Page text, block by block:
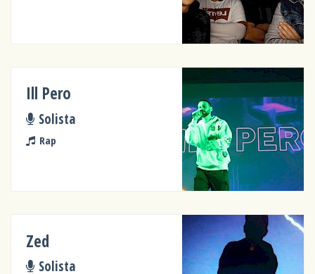
Ill Pero
Solista
Rap
Zed
Solista